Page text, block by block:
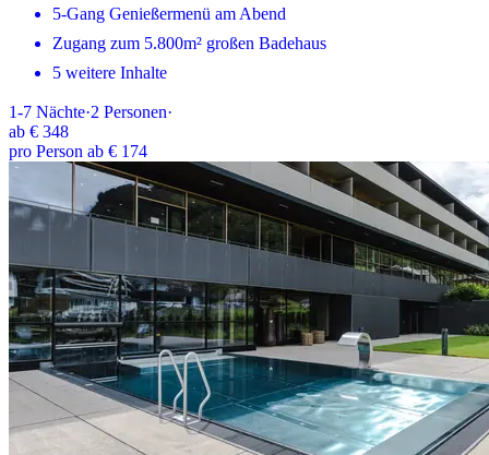
5-Gang Genießermenü am Abend
Zugang zum 5.800m² großen Badehaus
5 weitere Inhalte
1-7 Nächte·2 Personen·
ab € 348
pro Person ab € 174